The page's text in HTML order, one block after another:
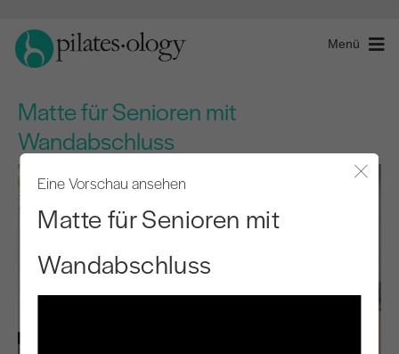
Menü
Matte für Senioren mit
Wandabschluss
Eine Vorschau ansehen
Matte für Senioren mit
Wandabschluss